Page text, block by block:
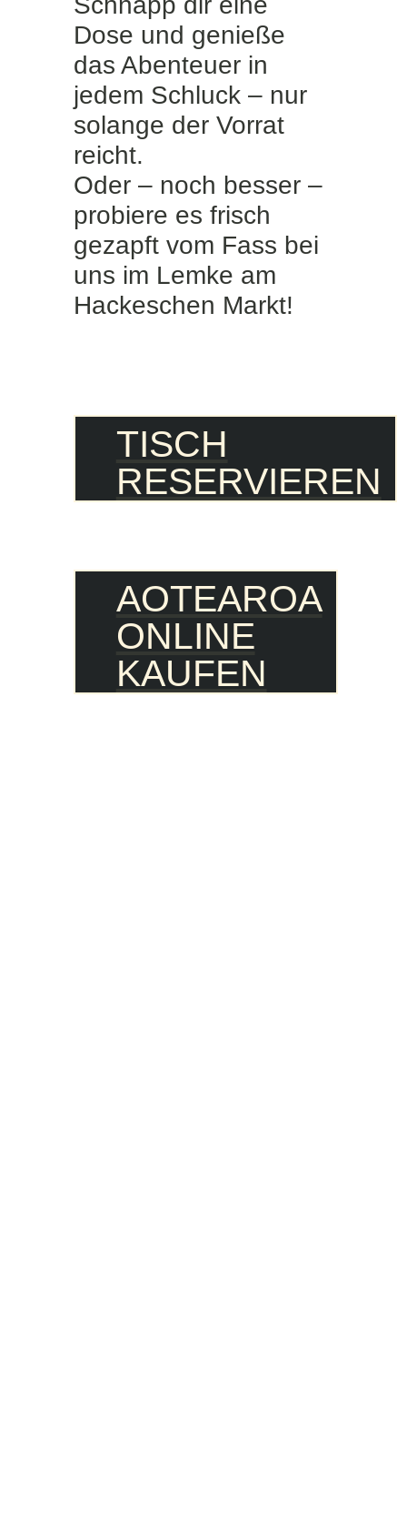
Dose und genieße
das Abenteuer in
jedem Schluck – nur
solange der Vorrat
reicht.
Oder – noch besser –
probiere es frisch
gezapft vom Fass bei
uns im Lemke am
Hackeschen Markt!
TISCH
RESERVIEREN
AOTEAROA
ONLINE
KAUFEN